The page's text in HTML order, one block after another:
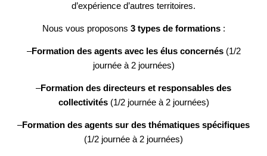
d’expérience d’autres territoires.
Nous vous proposons 3 types de formations:
–Formation des agents avec les élus concernés(1/2
journée à 2 journées)
–Formation des directeurs et responsables des
collectivités(1/2 journée à 2 journées)
–Formation des agents sur des thématiques spécifiques
(1/2 journée à 2 journées)